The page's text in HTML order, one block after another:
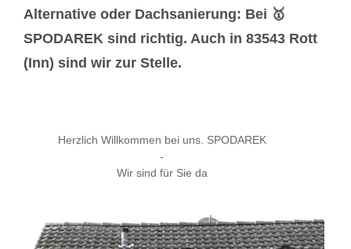
Alternative oder Dachsanierung: Bei 🥇
SPODAREK sind richtig. Auch in 83543 Rott
(Inn) sind wir zur Stelle.
Herzlich Willkommen bei uns. SPODAREK
-
Wir sind für Sie da